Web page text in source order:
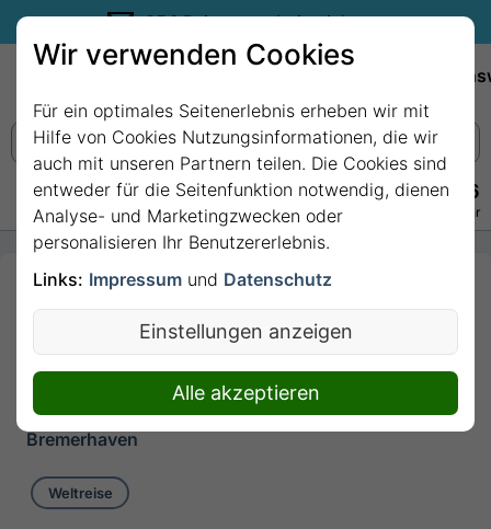
35€ Reisegutschein sichern.
+49 228 3875 7256
Persönlich · Kostenlos · Täglich 08–22 Uhr
168 Nächte - Große
Amerika & Südsee-
Reise (AMA532) mit MS
Amadea
168 Nächte von Hamburg bis
Bremerhaven
Weltreise
Wir verwenden Cookies
Für ein optimales Seitenerlebnis erheben wir mit
Hilfe von Cookies Nutzungsinformationen, die wir
auch mit unseren Partnern teilen. Die Cookies sind
entweder für die Seitenfunktion notwendig, dienen
Analyse- und Marketingzwecken oder
personalisieren Ihr Benutzererlebnis.
Links: Impressum und Datenschutz
Einstellungen anzeigen
Alle akzeptieren